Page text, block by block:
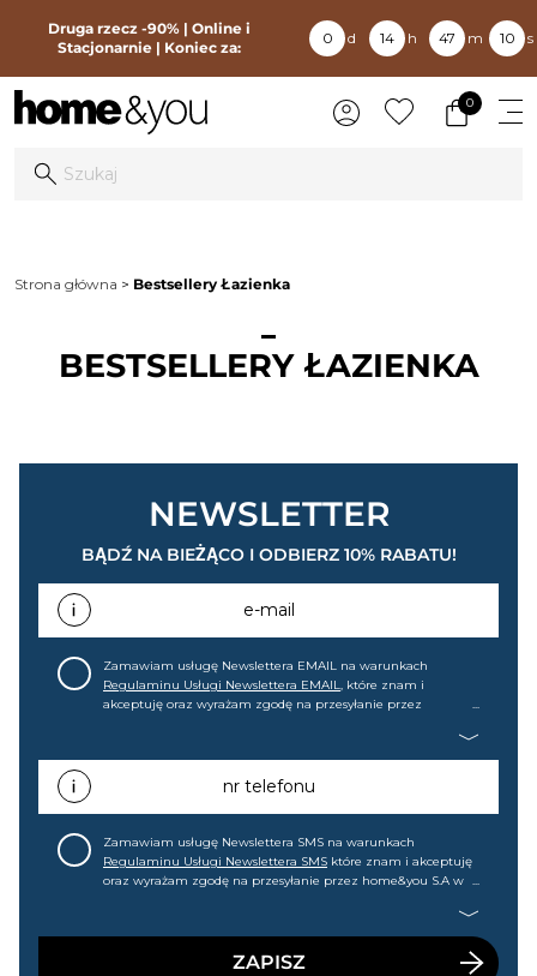
Druga rzecz -90% | Online i
Stacjonarnie | Koniec za:
0 d 14 h 47 m 10 s
0
Strona główna Bestsellery Łazienka
BESTSELLERY ŁAZIENKA
NEWSLETTER
BĄDŹ NA BIEŻĄCO I ODBIERZ 10% RABATU!
e-mail
Zamawiam usługę Newslettera EMAIL na warunkach
Regulaminu Usługi Newslettera EMAIL, które znam i
akceptuję oraz wyrażam zgodę na przesyłanie przez
promocjach, wyprzedażach). Wiem, że mogę tę zgodę w
każdej chwili cofnąć.nr telefonu
Zamawiam usługę Newslettera SMS na warunkach
Regulaminu Usługi Newslettera SMS które znam i akceptuję
oraz wyrażam zgodę na przesyłanie przez home&you S.A w
wyprzedażach). Wiem, że mogę tę zgodę w każdej chwili
ZAPISZ